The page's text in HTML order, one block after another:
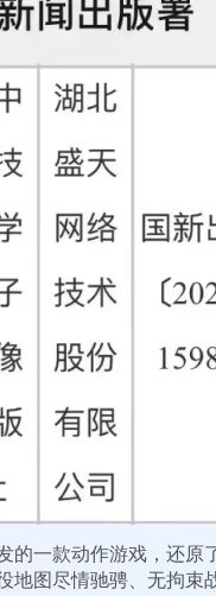
的一款动作游戏，还原
图尽情驰骋、无拘束